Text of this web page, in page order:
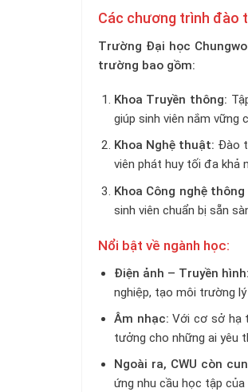
Các chương trình đào
Trường Đại học
trường bao gồm:
Khoa Truyền thông:
giúp sinh viên nắm vững
Khoa Nghệ thuật: Đào
viên phát huy tối đa khả
Khoa Công nghệ
sinh viên chuẩn bị sẵn
Nổi bật về ngành học:
Điện ảnh – Truyền hình:
nghiệp, tạo môi trường
Âm nhạc: Với cơ sở hạ
tưởng cho những ai yêu
Ngoài ra, CWU còn
ứng nhu cầu học tập